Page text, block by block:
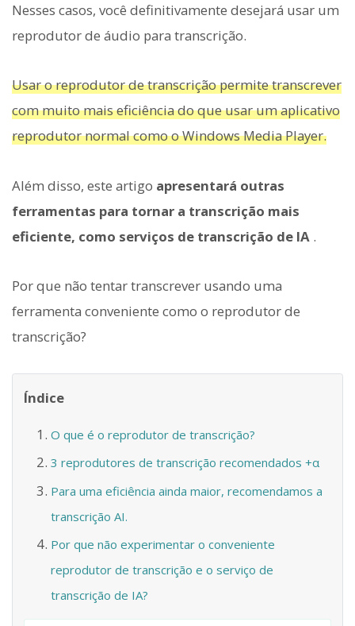
Nesses casos, você definitivamente desejará usar um
reprodutor de áudio para transcrição.
Usar o reprodutor de transcrição permite transcrever
com muito mais eficiência do que usar um aplicativo
reprodutor normal como o Windows Media Player.
Além disso, este artigo apresentará outras
ferramentas para tornar a transcrição mais
eficiente, como serviços de transcrição de IA .
Por que não tentar transcrever usando uma
ferramenta conveniente como o reprodutor de
transcrição?
Índice
O que é o reprodutor de transcrição?
3 reprodutores de transcrição recomendados +α
Para uma eficiência ainda maior, recomendamos a
transcrição AI.
Por que não experimentar o conveniente
reprodutor de transcrição e o serviço de
transcrição de IA?